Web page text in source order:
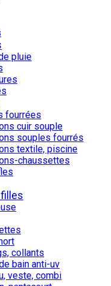
pluie
fourrées
cuir souple
souples fourrés
textile, piscine
chaussettes
collants
bain anti-uv
veste, combi